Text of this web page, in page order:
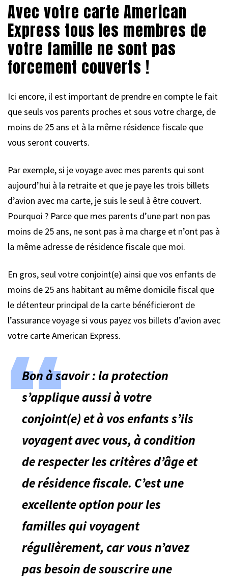
Avec votre carte American
Express tous les membres de
votre famille ne sont pas
forcement couverts !
Ici encore, il est important de prendre en compte le fait
que seuls vos parents proches et sous votre charge, de
moins de 25 ans et à la même résidence fiscale que
vous seront couverts.
Par exemple, si je voyage avec mes parents qui sont
aujourd’hui à la retraite et que je paye les trois billets
d’avion avec ma carte, je suis le seul à être couvert.
Pourquoi ? Parce que mes parents d’une part non pas
moins de 25 ans, ne sont pas à ma charge et n’ont pas à
la même adresse de résidence fiscale que moi.
En gros, seul votre conjoint(e) ainsi que vos enfants de
moins de 25 ans habitant au même domicile fiscal que
le détenteur principal de la carte bénéficieront de
l’assurance voyage si vous payez vos billets d’avion avec
votre carte American Express.
Bon à savoir : la protection
s’applique aussi à votre
conjoint(e) et à vos enfants s’ils
voyagent avec vous, à condition
de respecter les critères d’âge et
de résidence fiscale. C’est une
excellente option pour les
familles qui voyagent
régulièrement, car vous n’avez
pas besoin de souscrire une